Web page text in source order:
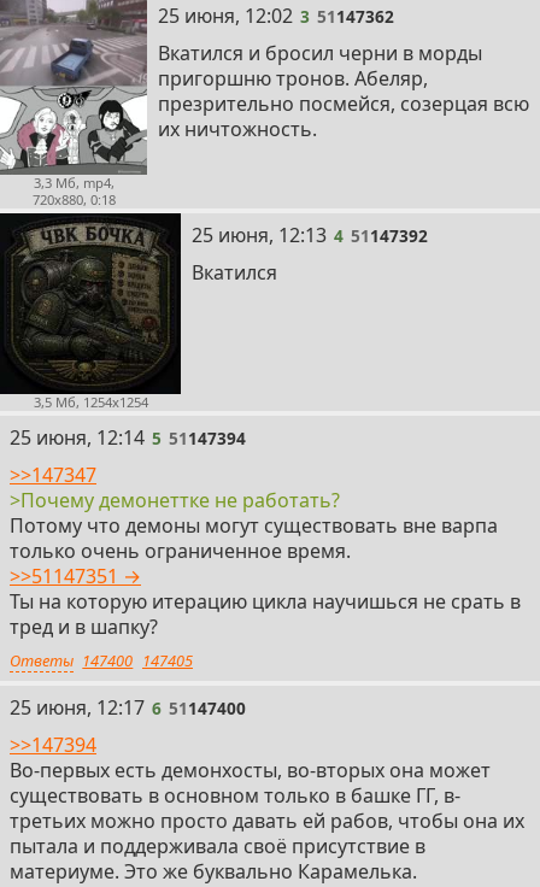
3,3 Мб, mp4,
720x880, 0:18
3
25 июня, 12:02 3 51147362
Вкатился и бросил черни в морды
пригоршню тронов. Абеляр,
презрительно посмейся, созерцая всю
их ничтожность.
3,5 Мб, 1254x1254
4
25 июня, 12:13 4 51147392
Вкатился
5
25 июня, 12:14 5 51147394
>>147347
>Почему демонеттке не работать?
Потому что демоны могут существовать вне варпа
только очень ограниченное время.
>>51147351 →
Ты на которую итерацию цикла научишься не срать в
тред и в шапку?
Ответы 147400 147405
6
25 июня, 12:17 6 51147400
>>147394
Во-первых есть демонхосты, во-вторых она может
существовать в основном только в башке ГГ, в-
третьих можно просто давать ей рабов, чтобы она их
пытала и поддерживала своё присутствие в
материуме. Это же буквально Карамелька.